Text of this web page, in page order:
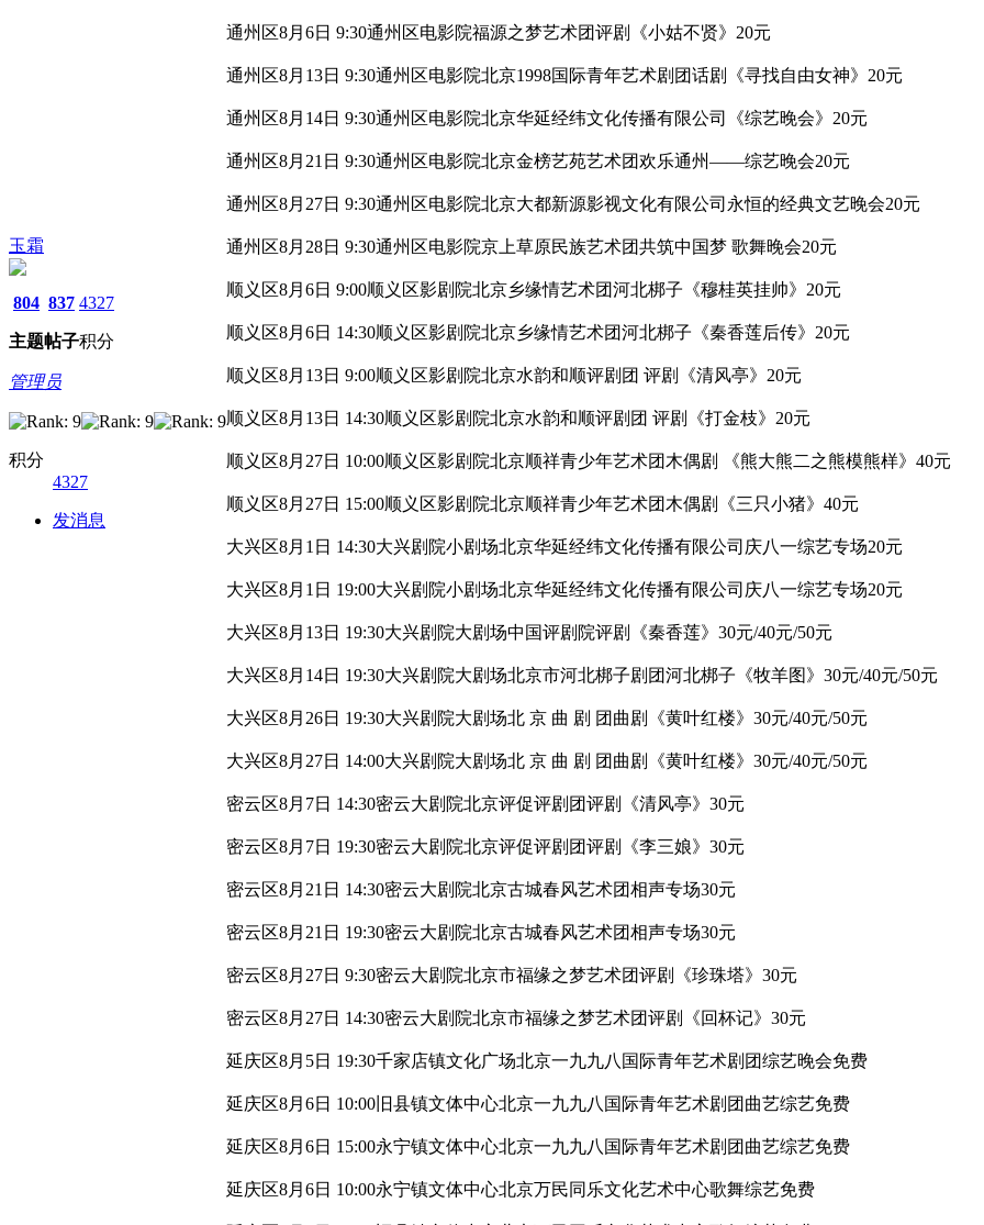
玉霜
804
主题
837
帖子
4327
积分
管理员
积分
4327
发消息
通州区8月6日 9:30通州区电影院福源之梦艺术团评剧《小姑不贤》20元
通州区8月13日 9:30通州区电影院北京1998国际青年艺术剧团话剧《寻找自由女神》20元
通州区8月14日 9:30通州区电影院北京华延经纬文化传播有限公司《综艺晚会》20元
通州区8月21日 9:30通州区电影院北京金榜艺苑艺术团欢乐通州——综艺晚会20元
通州区8月27日 9:30通州区电影院北京大都新源影视文化有限公司永恒的经典文艺晚会20元
通州区8月28日 9:30通州区电影院京上草原民族艺术团共筑中国梦 歌舞晚会20元
顺义区8月6日 9:00顺义区影剧院北京乡缘情艺术团河北梆子《穆桂英挂帅》20元
顺义区8月6日 14:30顺义区影剧院北京乡缘情艺术团河北梆子《秦香莲后传》20元
顺义区8月13日 9:00顺义区影剧院北京水韵和顺评剧团 评剧《清风亭》20元
顺义区8月13日 14:30顺义区影剧院北京水韵和顺评剧团 评剧《打金枝》20元
顺义区8月27日 10:00顺义区影剧院北京顺祥青少年艺术团木偶剧 《熊大熊二之熊模熊样》40元
顺义区8月27日 15:00顺义区影剧院北京顺祥青少年艺术团木偶剧《三只小猪》40元
大兴区8月1日 14:30大兴剧院小剧场北京华延经纬文化传播有限公司庆八一综艺专场20元
大兴区8月1日 19:00大兴剧院小剧场北京华延经纬文化传播有限公司庆八一综艺专场20元
大兴区8月13日 19:30大兴剧院大剧场中国评剧院评剧《秦香莲》30元/40元/50元
大兴区8月14日 19:30大兴剧院大剧场北京市河北梆子剧团河北梆子《牧羊图》30元/40元/50元
大兴区8月26日 19:30大兴剧院大剧场北 京 曲 剧 团曲剧《黄叶红楼》30元/40元/50元
大兴区8月27日 14:00大兴剧院大剧场北 京 曲 剧 团曲剧《黄叶红楼》30元/40元/50元
密云区8月7日 14:30密云大剧院北京评促评剧团评剧《清风亭》30元
密云区8月7日 19:30密云大剧院北京评促评剧团评剧《李三娘》30元
密云区8月21日 14:30密云大剧院北京古城春风艺术团相声专场30元
密云区8月21日 19:30密云大剧院北京古城春风艺术团相声专场30元
密云区8月27日 9:30密云大剧院北京市福缘之梦艺术团评剧《珍珠塔》30元
密云区8月27日 14:30密云大剧院北京市福缘之梦艺术团评剧《回杯记》30元
延庆区8月5日 19:30千家店镇文化广场北京一九九八国际青年艺术剧团综艺晚会免费
延庆区8月6日 10:00旧县镇文体中心北京一九九八国际青年艺术剧团曲艺综艺免费
延庆区8月6日 15:00永宁镇文体中心北京一九九八国际青年艺术剧团曲艺综艺免费
延庆区8月6日 10:00永宁镇文体中心北京万民同乐文化艺术中心歌舞综艺免费